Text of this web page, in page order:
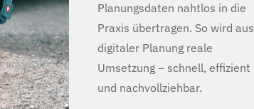
Planungsdaten nahtlos in die
Praxis übertragen. So wird aus
digitaler Planung reale
Umsetzung – schnell, effizient
und nachvollziehbar.